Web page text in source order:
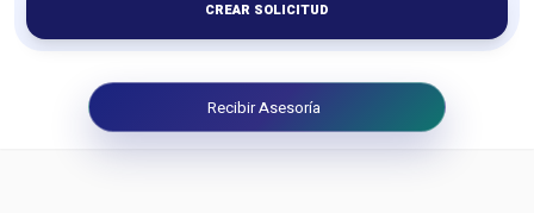
CREAR SOLICITUD
Recibir Asesoría